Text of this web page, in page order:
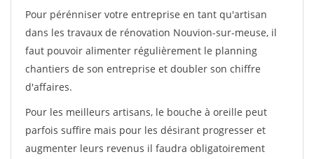
Pour pérénniser votre entreprise en tant qu'artisan
dans les travaux de rénovation Nouvion-sur-meuse, il
faut pouvoir alimenter régulièrement le planning
chantiers de son entreprise et doubler son chiffre
d'affaires.
Pour les meilleurs artisans, le bouche à oreille peut
parfois suffire mais pour les désirant progresser et
augmenter leurs revenus il faudra obligatoirement